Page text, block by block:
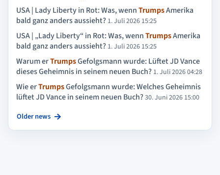
USA | Lady Liberty in Rot: Was, wennTrumpsAmerika
bald ganz anders aussieht? 1. Juli 2026 15:25
USA | „Lady Liberty“ in Rot: Was, wennTrumpsAmerika
bald ganz anders aussieht? 1. Juli 2026 15:25
Warum erTrumpsGefolgsmann wurde: Lüftet JD Vance
dieses Geheimnis in seinem neuen Buch? 1. Juli 2026 04:28
Wie erTrumpsGefolgsmann wurde: Welches Geheimnis
lüftet JD Vance in seinem neuen Buch?30. Juni 2026 15:00
Older news